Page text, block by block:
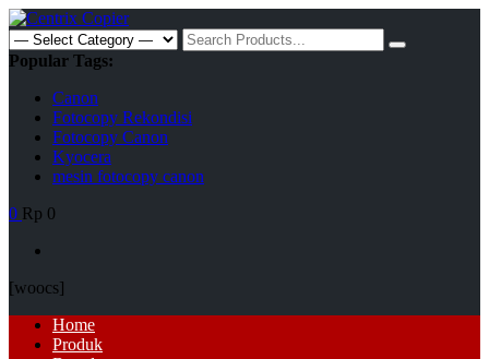
Skip
to
content
Search
for:
Popular Tags:
Canon
Fotocopy Rekondisi
Fotocopy Canon
Kyocera
mesin fotocopy canon
0 Rp 0
[woocs]
Primary
Menu
Home
Produk